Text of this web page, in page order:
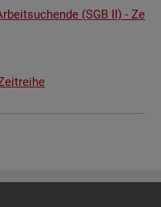
(SGB II) -